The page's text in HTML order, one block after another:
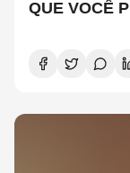
QUE VOCÊ